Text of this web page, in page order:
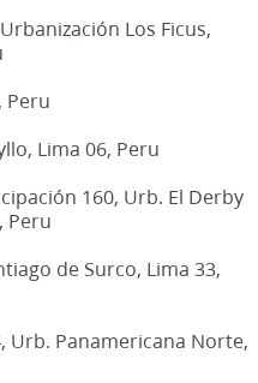
Los Ficus,
Peru
Lima 06, Peru
160, Urb. El Derby
Peru
de Surco, Lima 33,
Urb. Panamericana Norte,